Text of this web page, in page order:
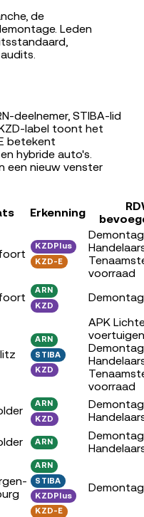
de
Leden
deelnemer, STIBA-lid
label toont het
betekent
hybride auto's.
een nieuw venster
Erkenning
KZDPlus
KZD-E
voorraad
ARN
KZD
ARN
STIBA
KZD
APK
voertuigen
voorraad
ARN
KZD
ARN
ARN
STIBA
KZDPlus
KZD-E